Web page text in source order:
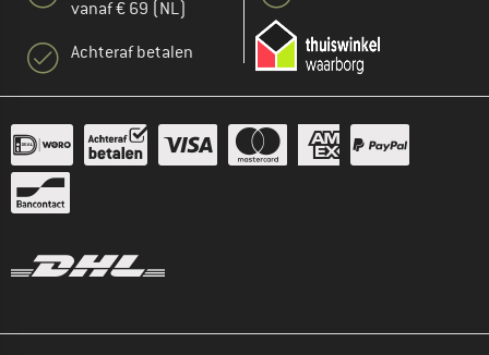
vanaf € 69 (NL)
Achteraf betalen